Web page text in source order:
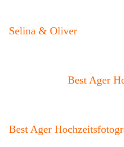
Selina & Oliver
Best Ager
Best Ager